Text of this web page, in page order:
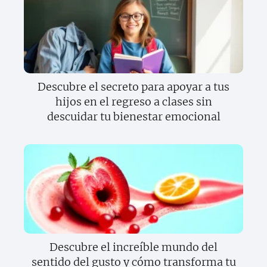
Descubre el secreto para apoyar a tus
hijos en el regreso a clases sin
descuidar tu bienestar emocional
Descubre el increíble mundo del
sentido del gusto y cómo transforma tu